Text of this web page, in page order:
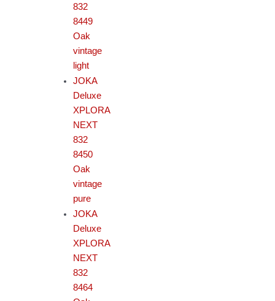
832
8449
Oak
vintage
light
JOKA
Deluxe
XPLORA
NEXT
832
8450
Oak
vintage
pure
JOKA
Deluxe
XPLORA
NEXT
832
8464